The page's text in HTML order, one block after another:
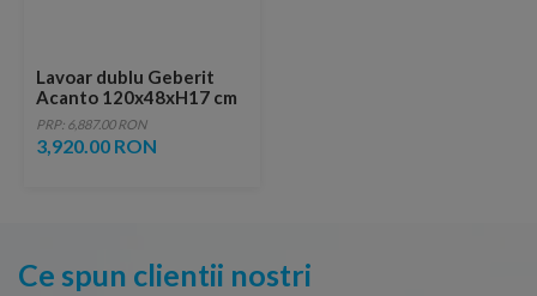
Lavoar dublu Geberit
Acanto 120x48xH17 cm
PRP: 6,887.00 RON
3,920.00 RON
Ce spun clientii nostri